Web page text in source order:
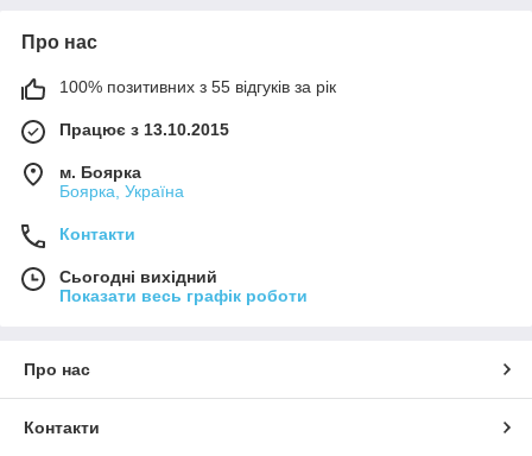
Про нас
100% позитивних з 55 відгуків за рік
Працює з 13.10.2015
м. Боярка
Боярка, Україна
Контакти
Сьогодні вихідний
Показати весь графік роботи
Про нас
Контакти